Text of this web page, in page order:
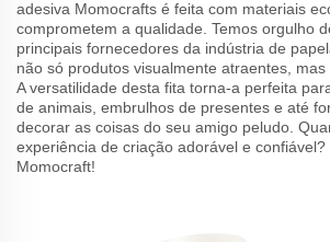
adesiva Momocrafts é feita com materiais
comprometem a qualidade. Temos orgulho
principais fornecedores da indústria de
não só produtos visualmente atraentes, mas
A versatilidade desta fita torna-a perfeita
de animais, embrulhos de presentes e até
decorar as coisas do seu amigo peludo.
experiência de criação adorável e confiável?
Momocraft!